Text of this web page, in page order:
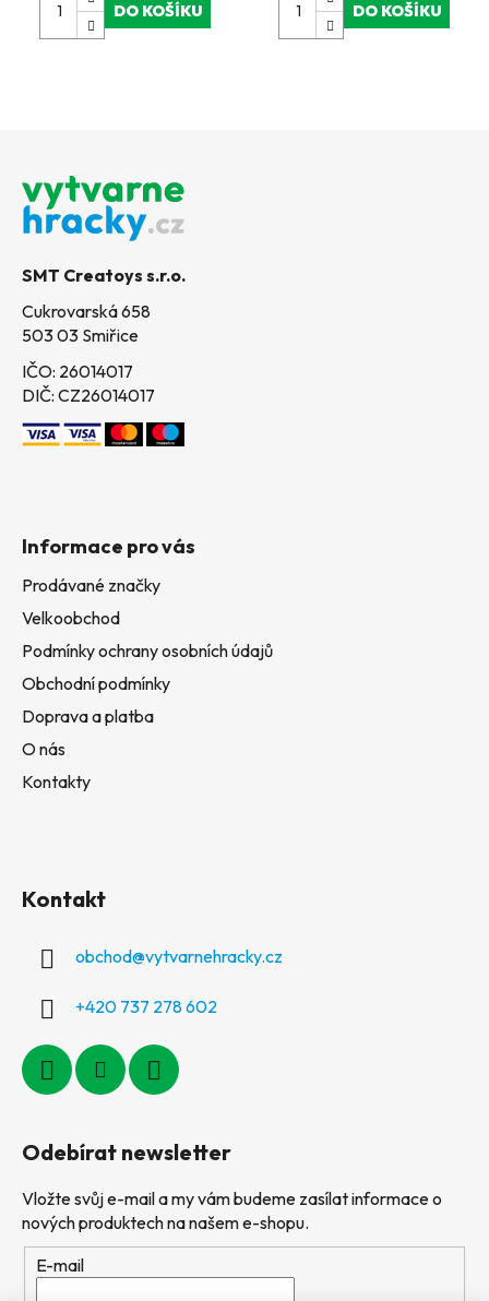
DO KOŠÍKU DO KOŠÍKU
SMT Creatoys s.r.o.
Cukrovarská 658
503 03 Smiřice
IČO: 26014017
DIČ: CZ26014017
Informace pro vás
Prodávané značky
Velkoobchod
Podmínky ochrany osobních údajů
Obchodní podmínky
Doprava a platba
O nás
Kontakty
Kontakt
obchod@vytvarnehracky.cz
+420 737 278 602
Odebírat newsletter
Vložte svůj e-mail a my vám budeme zasílat informace o
nových produktech na našem e-shopu.
E-mail